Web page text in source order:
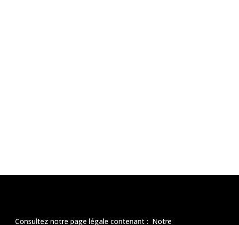
Consultez notre page légale contenant : Notre